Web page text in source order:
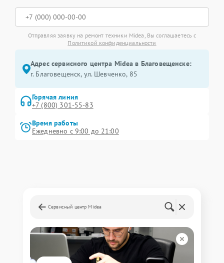
Отправляя заявку на ремонт техники Midea, Вы соглашаетесь с
Политикой конфиденциальности
Адрес сервисного центра Midea в Благовещенске:
г. Благовещенск, ул. Шевченко, 85
Горячая линия
+7 (800) 301-55-83
Время работы
Ежедневно с 9:00 до 21:00
Сервисный центр Midea